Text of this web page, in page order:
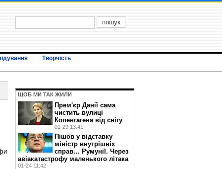
Творчість
ЩОБ МИ ТАК ЖИЛИ
Прем'єр Данії сама
чистить вулиці
Копенгагена від снігу
01-29 13:41
Пішов у відставку
міністр внутрішніх
справ… Румунії. Через
авіакатастрофу маленького літака
01-24 11:42